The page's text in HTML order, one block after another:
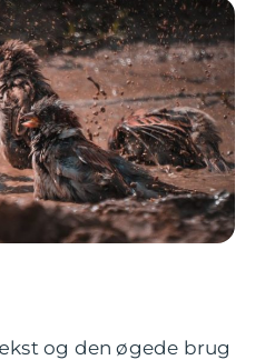
og den øgede brug